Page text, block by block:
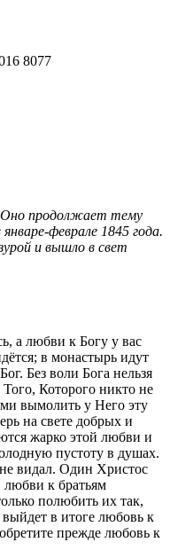
8077
Оно продолжает тему
феврале 1845 года.
и вышло в свет
а любви к Богу у вас
в монастырь идут
Без воли Бога нельзя
Которого никто не
вымолить у Него эту
на свете добрых и
жарко этой любви и
пустоту в душах.
видал. Один Христос
любви к братьям
полюбить их так,
в итоге любовь к
прежде любовь к